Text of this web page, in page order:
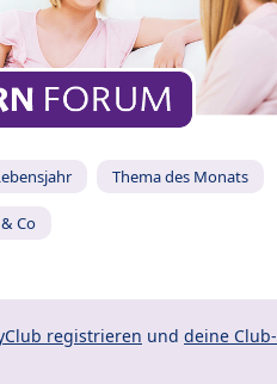
Thema des Monats
Co
registrieren und deine Club-